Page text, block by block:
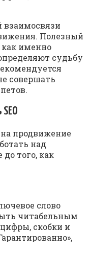
взаимосвязи
Полезный
как именно
судьбу
совершать
на продвижение
над
того, как
слово
читабельным
скобки и